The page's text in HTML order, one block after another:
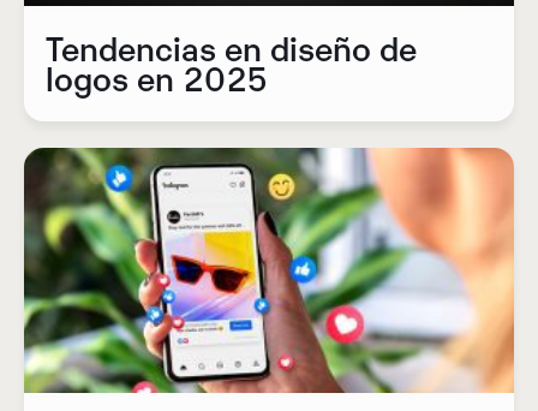
Tendencias en diseño de
logos en 2025